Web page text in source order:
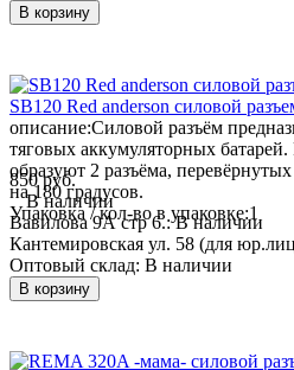
В корзину
SB120 Red anderson силовой
описание:Силовой разъём
тяговых аккумуляторных
образуют 2 разъёма,
на 180 градусов.
Упаковка / кол-во в упаковке:1
850 руб.
В наличии
Вавилова 9А стр 6.:В наличии
Кантемировская ул. 58 (для
Оптовый склад: В наличии
В корзину